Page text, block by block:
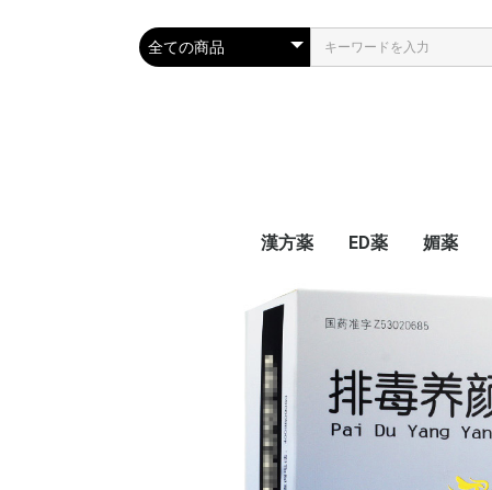
漢方薬
家庭の常備漢方薬
耳鳴、花粉症、口内炎
生理痛 生理不順
心臓疾患
肝臓薬
前立腺、腎炎、不育症
婦人病、更年期障害
関節神経痛
風邪、気管、肺
便秘、痔、胃、腸
高血圧、脳卒中、中風
不眠症、精神、頭痛
白内障、疲れ眼
糖尿病
サプリメント
皮膚、肌荒れ
抗がん剤
ED薬 媚薬